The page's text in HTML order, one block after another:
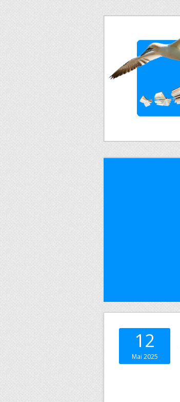
12
Mai 2025